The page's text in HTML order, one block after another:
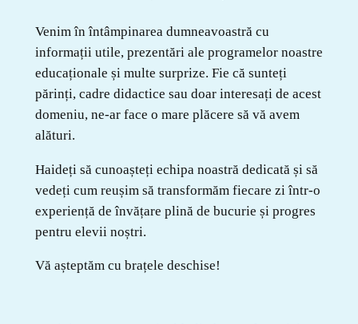
Venim în întâmpinarea dumneavoastră cu
informații utile, prezentări ale programelor noastre
educaționale și multe surprize. Fie că sunteți
părinți, cadre didactice sau doar interesați de acest
domeniu, ne-ar face o mare plăcere să vă avem
alături.
Haideți să cunoașteți echipa noastră dedicată și să
vedeți cum reușim să transformăm fiecare zi într-o
experiență de învățare plină de bucurie și progres
pentru elevii noștri.
Vă așteptăm cu brațele deschise!